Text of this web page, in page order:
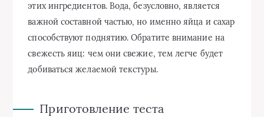
этих ингредиентов. Вода, безусловно, является
важной составной частью, но именно яйца и сахар
способствуют поднятию. Обратите внимание на
свежесть яиц: чем они свежие, тем легче будет
добиваться желаемой текстуры.
Приготовление теста